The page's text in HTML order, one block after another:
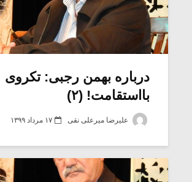
درباره بهمن رجبی: تکروی
بااستقامت! (۲)
علیرضا میرعلی نقی ۱۷ مرداد ۱۳۹۹
میکلوش روژا
یادداشتی بر موسیقی
شیش و نیم»
اگر نمی توانی
مشهورترین باشی،